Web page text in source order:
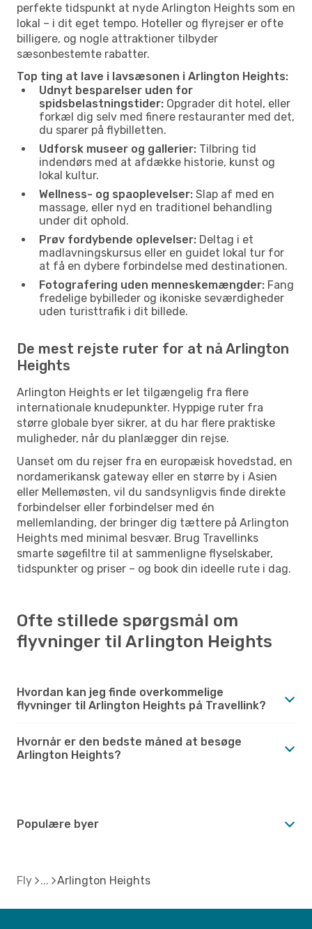
perfekte tidspunkt at nyde Arlington Heights som en
lokal – i dit eget tempo. Hoteller og flyrejser er ofte
billigere, og nogle attraktioner tilbyder
sæsonbestemte rabatter.
Top ting at lave i lavsæsonen i Arlington Heights:
Udnyt besparelser uden for
spidsbelastningstider: Opgrader dit hotel, eller
forkæl dig selv med finere restauranter med det,
du sparer på flybilletten.
Udforsk museer og gallerier: Tilbring tid
indendørs med at afdække historie, kunst og
lokal kultur.
Wellness- og spaoplevelser: Slap af med en
massage, eller nyd en traditionel behandling
under dit ophold.
Prøv fordybende oplevelser: Deltag i et
madlavningskursus eller en guidet lokal tur for
at få en dybere forbindelse med destinationen.
Fotografering uden menneskemængder: Fang
fredelige bybilleder og ikoniske seværdigheder
uden turisttrafik i dit billede.
De mest rejste ruter for at nå Arlington
Heights
Arlington Heights er let tilgængelig fra flere
internationale knudepunkter. Hyppige ruter fra
større globale byer sikrer, at du har flere praktiske
muligheder, når du planlægger din rejse.
Uanset om du rejser fra en europæisk hovedstad, en
nordamerikansk gateway eller en større by i Asien
eller Mellemøsten, vil du sandsynligvis finde direkte
forbindelser eller forbindelser med én
mellemlanding, der bringer dig tættere på Arlington
Heights med minimal besvær. Brug Travellinks
smarte søgefiltre til at sammenligne flyselskaber,
tidspunkter og priser – og book din ideelle rute i dag.
Ofte stillede spørgsmål om
flyvninger til Arlington Heights
Hvordan kan jeg finde overkommelige
flyvninger til Arlington Heights på Travellink?
Hvornår er den bedste måned at besøge
Arlington Heights?
Populære byer
Fly Arlington Heights